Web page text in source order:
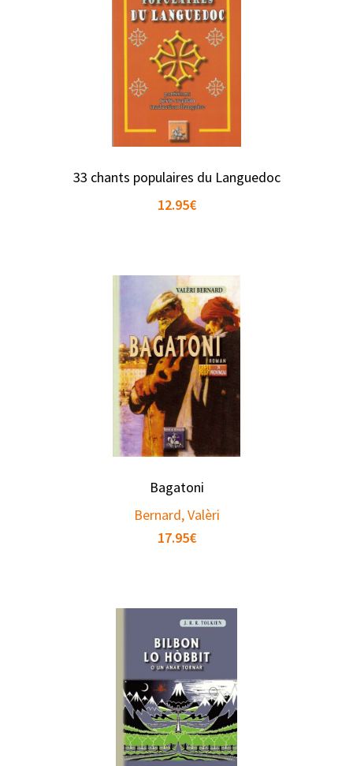
33 chants populaires du Languedoc
12.95€
Bagatoni
Bernard, Valèri
17.95€